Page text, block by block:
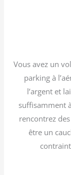
Vous avez un
parking à
l’argent et
suffisamment
rencontrez
être un